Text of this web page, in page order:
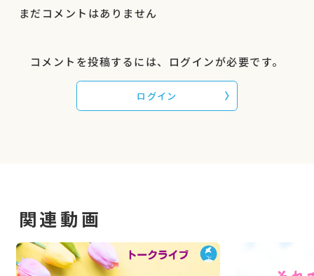
縛から解放されると共に、自分やこどもの良いと
う」社会へ一歩が踏み出せます。
▼こんな方におすすめです
いる人
▼こんなことが得られます
まだコメントはありません
コメントを投稿するには、ログインが必要です。
ログイン
関連動画